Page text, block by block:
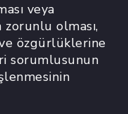
veya
olması,
özgürlüklerine
sorumlusunun